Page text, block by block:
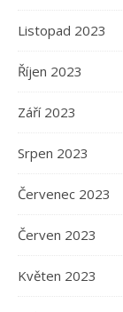
Listopad 2023
Říjen 2023
Září 2023
Srpen 2023
Červenec 2023
Červen 2023
Květen 2023